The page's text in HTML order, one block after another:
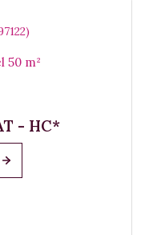
Local professionnel 50 m²
- HC*